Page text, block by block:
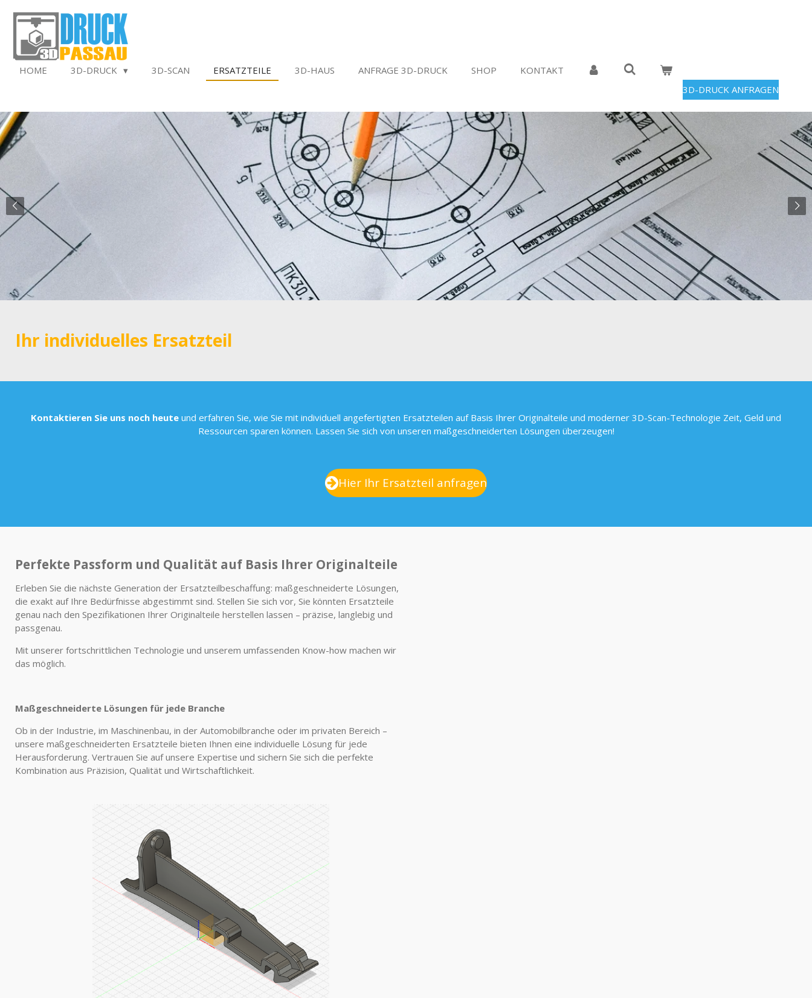
Zum
Hauptinhalt
springen
HOME 3D-DRUCK 3D-SCAN ERSATZTEILE 3D-HAUS ANFRAGE 3D-DRUCK SHOP
KONTAKT
3D-DRUCK ANFRAGEN
Ihr individuelles Ersatzteil
Kontaktieren Sie uns noch heute und erfahren Sie, wie Sie mit individuell angefertigten Ersatzteilen auf Basis Ihrer Originalteile und moderner 3D-Scan-Technologie Zeit, Geld und
Ressourcen sparen können. Lassen Sie sich von unseren maßgeschneiderten Lösungen überzeugen!
Hier Ihr Ersatzteil anfragen
Perfekte Passform und Qualität auf Basis Ihrer Originalteile
Erleben Sie die nächste Generation der Ersatzteilbeschaffung: maßgeschneiderte Lösungen,
die exakt auf Ihre Bedürfnisse abgestimmt sind. Stellen Sie sich vor, Sie könnten Ersatzteile
genau nach den Spezifikationen Ihrer Originalteile herstellen lassen – präzise, langlebig und
passgenau.
Mit unserer fortschrittlichen Technologie und unserem umfassenden Know-how machen wir
das möglich.
Maßgeschneiderte Lösungen für jede Branche
Ob in der Industrie, im Maschinenbau, in der Automobilbranche oder im privaten Bereich –
unsere maßgeschneiderten Ersatzteile bieten Ihnen eine individuelle Lösung für jede
Herausforderung. Vertrauen Sie auf unsere Expertise und sichern Sie sich die perfekte
Kombination aus Präzision, Qualität und Wirtschaftlichkeit.